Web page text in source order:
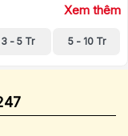
Xem thêm
3 - 5 Tr 5 - 10 Tr